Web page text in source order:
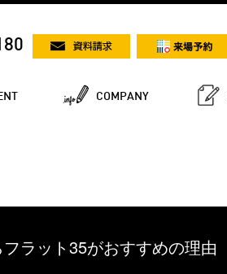
COMPANY
ラット35がおすすめの理由